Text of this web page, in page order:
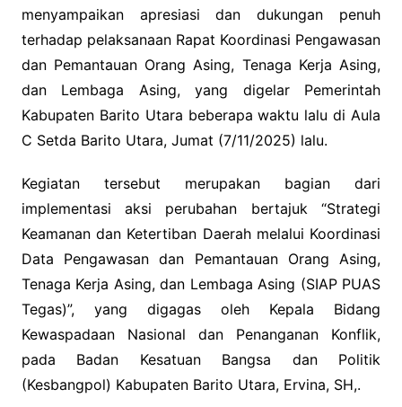
menyampaikan apresiasi dan dukungan penuh
terhadap pelaksanaan Rapat Koordinasi Pengawasan
dan Pemantauan Orang Asing, Tenaga Kerja Asing,
dan Lembaga Asing, yang digelar Pemerintah
Kabupaten Barito Utara beberapa waktu lalu di Aula
C Setda Barito Utara, Jumat (7/11/2025) lalu.
Kegiatan tersebut merupakan bagian dari
implementasi aksi perubahan bertajuk “Strategi
Keamanan dan Ketertiban Daerah melalui Koordinasi
Data Pengawasan dan Pemantauan Orang Asing,
Tenaga Kerja Asing, dan Lembaga Asing (SIAP PUAS
Tegas)”, yang digagas oleh Kepala Bidang
Kewaspadaan Nasional dan Penanganan Konflik,
pada Badan Kesatuan Bangsa dan Politik
(Kesbangpol) Kabupaten Barito Utara, Ervina, SH,.